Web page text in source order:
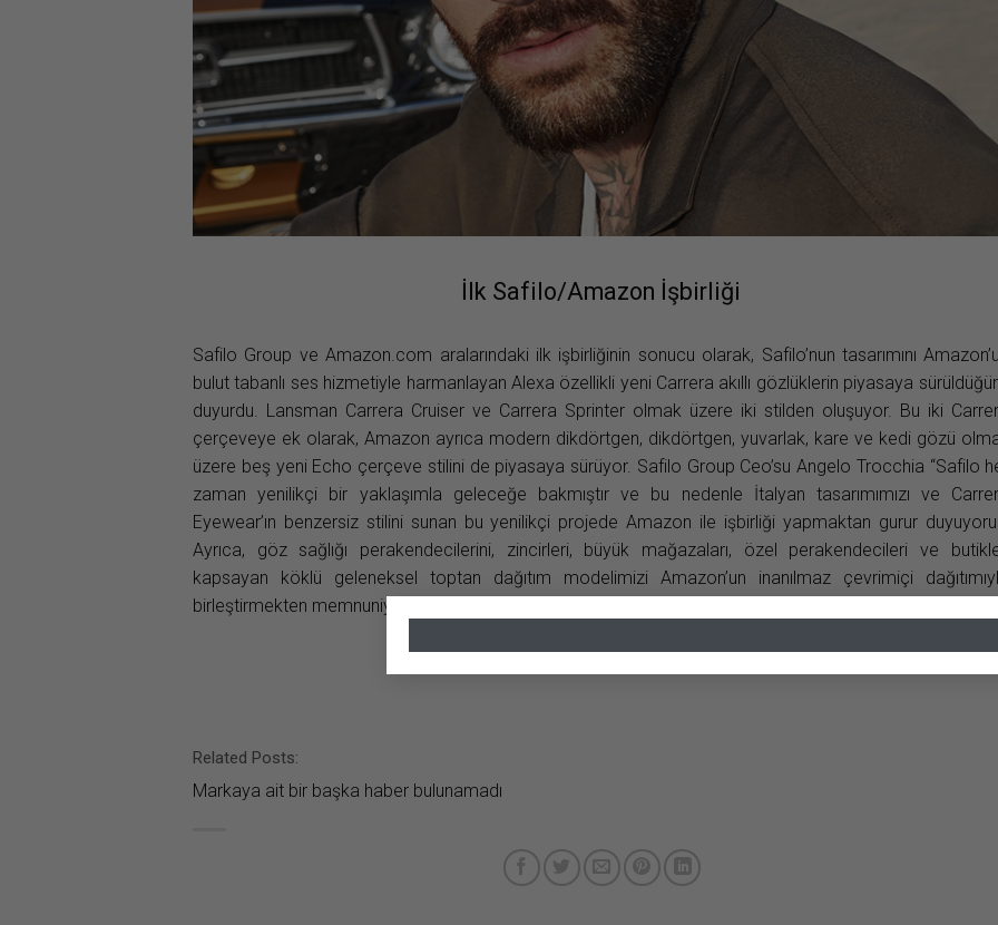
İlk Safilo/Amazon İşbirliği
Safilo Group ve Amazon.com aralarındaki ilk işbirliğinin sonucu olarak, Safilo’nun tasarımını
bulut tabanlı ses hizmetiyle harmanlayan Alexa özellikli yeni Carrera akıllı gözlüklerin piyasaya
duyurdu. Lansman Carrera Cruiser ve Carrera Sprinter olmak üzere iki stilden oluşuyor. Bu iki
çerçeveye ek olarak, Amazon ayrıca modern dikdörtgen, dikdörtgen, yuvarlak, kare ve kedi gözü
üzere beş yeni Echo çerçeve stilini de piyasaya sürüyor. Safilo Group Ceo’su Angelo Trocchia “Safilo
zaman yenilikçi bir yaklaşımla geleceğe bakmıştır ve bu nedenle İtalyan tasarımımızı ve
Eyewear’ın benzersiz stilini sunan bu yenilikçi projede Amazon ile işbirliği yapmaktan gurur
Ayrıca, göz sağlığı perakendecilerini, zincirleri, büyük mağazaları, özel perakendecileri ve
kapsayan köklü geleneksel toptan dağıtım modelimizi Amazon’un inanılmaz çevrimiçi
birleştirmekten memnuniyet duyuyoruz” dedi.
Ekim
Related Posts:
Markaya ait bir başka haber bulunamadı